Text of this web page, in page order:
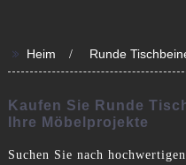
>> Heim Runde
Kaufen Sie Runde
Ihre Möbelprojekte
Suchen Sie nach